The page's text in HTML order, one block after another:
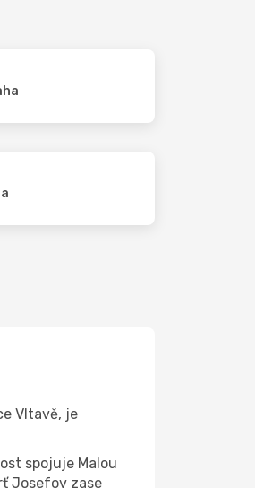
Vltavě, je
spojuje Malou
Josefov zase